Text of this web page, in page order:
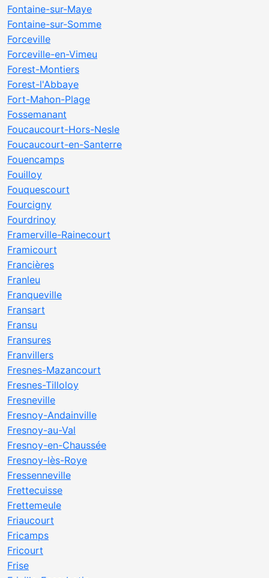
Fontaine-sur-Maye
Fontaine-sur-Somme
Forceville
Forceville-en-Vimeu
Forest-Montiers
Forest-l'Abbaye
Fort-Mahon-Plage
Fossemanant
Foucaucourt-Hors-Nesle
Foucaucourt-en-Santerre
Fouencamps
Fouilloy
Fouquescourt
Fourcigny
Fourdrinoy
Framerville-Rainecourt
Framicourt
Francières
Franleu
Franqueville
Fransart
Fransu
Fransures
Franvillers
Fresnes-Mazancourt
Fresnes-Tilloloy
Fresneville
Fresnoy-Andainville
Fresnoy-au-Val
Fresnoy-en-Chaussée
Fresnoy-lès-Roye
Fressenneville
Frettecuisse
Frettemeule
Friaucourt
Fricamps
Fricourt
Frise